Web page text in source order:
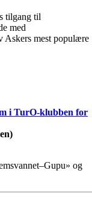
tilgang til
med
Askers mest populære
i TurO-klubben for
og